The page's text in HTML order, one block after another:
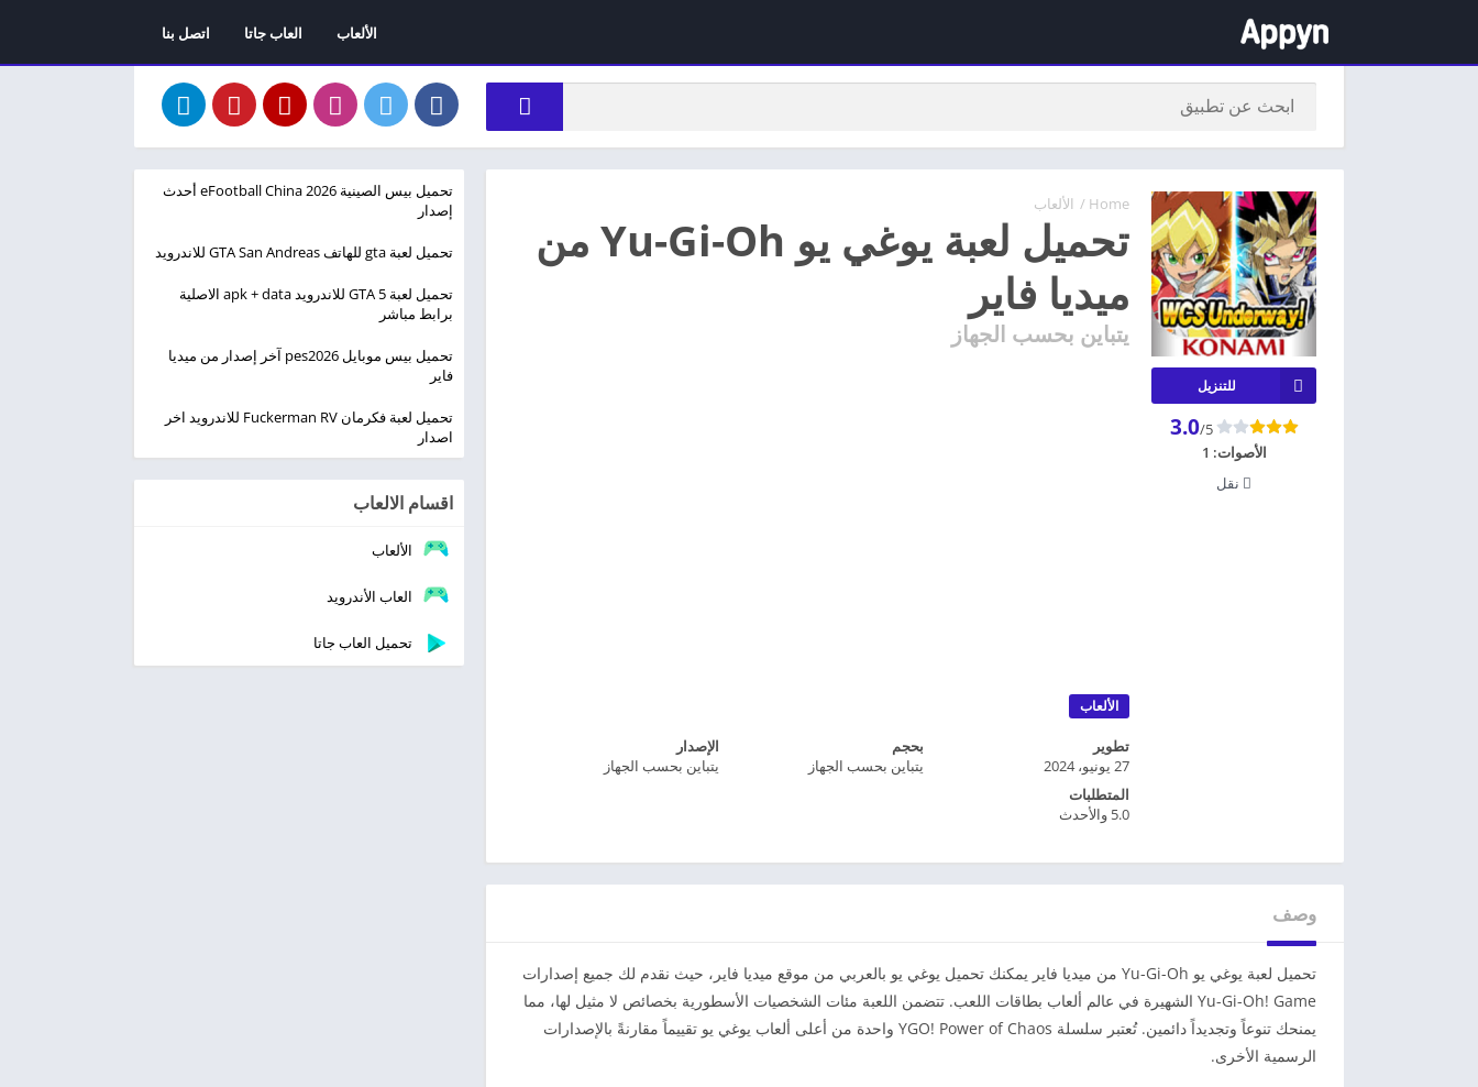
الألعاب العاب جاتا اتصل بنا
Home
/ الألعاب
تحميل لعبة يوغي يو Yu-Gi-Oh من
ميديا فاير
يتباين بحسب الجهاز
الألعاب
للتنزيل
3.0/5
الأصوات: 1
نقل
تطوير
27 يونيو، 2024
بحجم
يتباين بحسب الجهاز
الإصدار
يتباين بحسب الجهاز
المتطلبات
5.0 والأحدث
وصف
تحميل لعبة يوغي يو Yu-Gi-Oh من ميديا فاير يمكنك تحميل يوغي يو بالعربي من موقع ميديا فاير، حيث نقدم لك جميع إصدارات
Yu-Gi-Oh! Game الشهيرة في عالم ألعاب بطاقات اللعب. تتضمن اللعبة مئات الشخصيات الأسطورية بخصائص لا مثيل لها، مما
يمنحك تنوعاً وتجديداً دائمين. تُعتبر سلسلة YGO! Power of Chaos واحدة من أعلى ألعاب يوغي يو تقييماً مقارنةً بالإصدارات
الرسمية الأخرى.
تحميل بيس الصينية eFootball China 2026 أحدث
إصدار
تحميل لعبة gta للهاتف GTA San Andreas للاندرويد
تحميل لعبة GTA 5 للاندرويد apk + data الاصلية
برابط مباشر
تحميل بيس موبايل pes2026 آخر إصدار من ميديا
فاير
تحميل لعبة فكرمان Fuckerman RV للاندرويد اخر
اصدار
اقسام الالعاب
الألعاب
العاب الأندرويد
تحميل العاب جاتا